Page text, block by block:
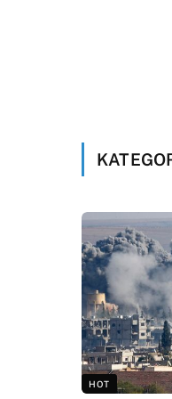
HOT